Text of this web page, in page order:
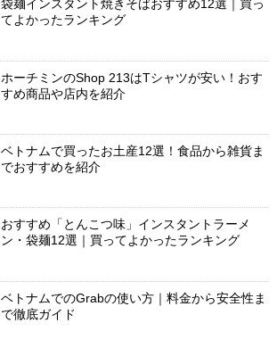
袋麺インスタント焼きそばおすすめ12選｜買っ
てよかったランキング
ホーチミンのShop 213はTシャツが安い！おす
すめ商品や店内を紹介
ベトナムで買ったお土産12選！食品から雑貨ま
でおすすめを紹介
おすすめ「とんこつ味」インスタントラーメ
ン・袋麺12選｜買ってよかったランキング
ベトナムでのGrabの使い方｜料金から安全性ま
で徹底ガイド